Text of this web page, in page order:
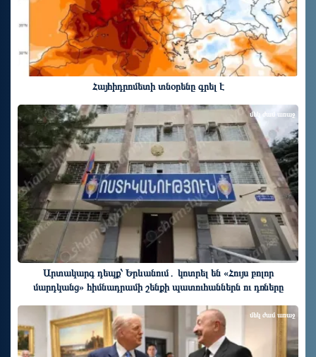
Հայհիդրոմետի տնօրենը գրել է
Արտակարգ դեպք՝ Երևանում․ կոտրել են «Հույս բոլոր
մարդկանց» հիմնադրամի շենքի պատուհաններն ու դռները
մեկ ժամ առաջ
մեկ ժամ առաջ